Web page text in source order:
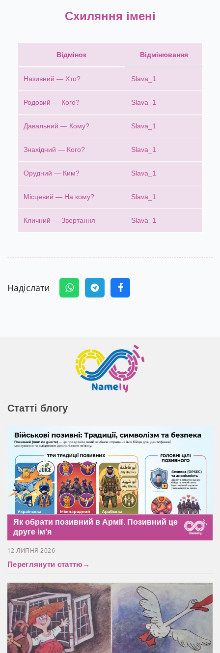
Схиляння імені
Відмінок Відмінювання
Називний — Хто? Slava_1
Родовий — Кого? Slava_1
Давальний — Кому? Slava_1
Знахідний — Кого? Slava_1
Орудний — Ким? Slava_1
Місцевий — На кому? Slava_1
Кличний — Звертання Slava_1
Надіслати
Статті блогу
Як обрати позивний в Армії. Позивний це
друге імʼя
12 ЛИПНЯ 2026
Переглянути статтю→